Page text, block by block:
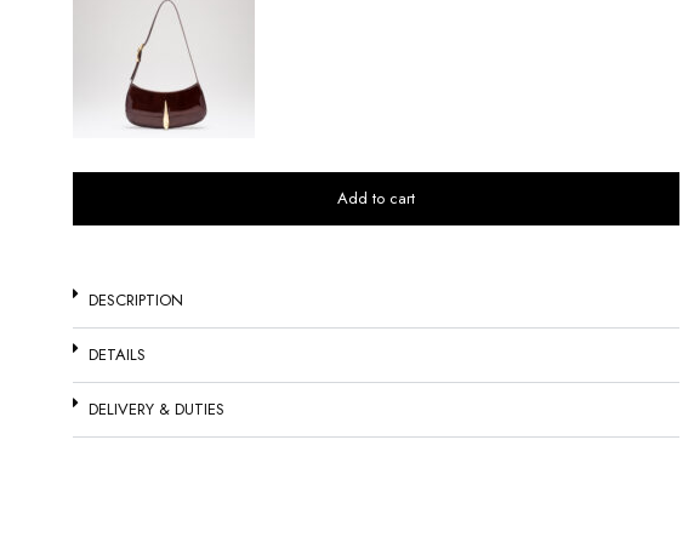
Add to cart
DESCRIPTION
DETAILS
DELIVERY & DUTIES